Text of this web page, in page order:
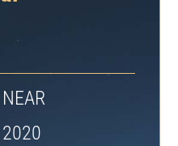
NEAR
2020